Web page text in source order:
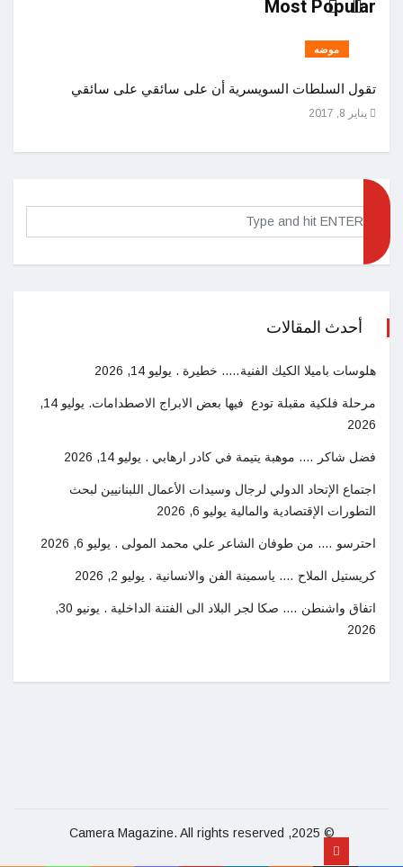
Most Popular
موضه
تقول السلطات السويسرية أن على سائقي على سائقي
يناير 8, 2017
أحدث المقالات
هلوسات باميلا الكيك الفنية….. خطيرة . يوليو 14, 2026
مرحلة فلكية مقبلة تودع فيها بعض الابراج الاصطدامات.
يوليو 14,
2026
فضل شاكر …. موهبة يتيمة في كادر ارهابي . يوليو 14, 2026
اجتماع الإتحاد الدولي لرجال وسيدات الأعمال اللبنانيين لبحث
التطورات الإقتصادية والمالية يوليو 6, 2026
احترسو …. من طوفان الشاعر علي محمد المولى . يوليو 6, 2026
كريستيل الملاح …. ياسمينة الفن والانسانية . يوليو 2, 2026
اتفاق واشنطن …. صكا لجر البلاد الى الفتنة الداخلية .
يونيو 30,
2026
© 2025, Camera Magazine. All rights reserved